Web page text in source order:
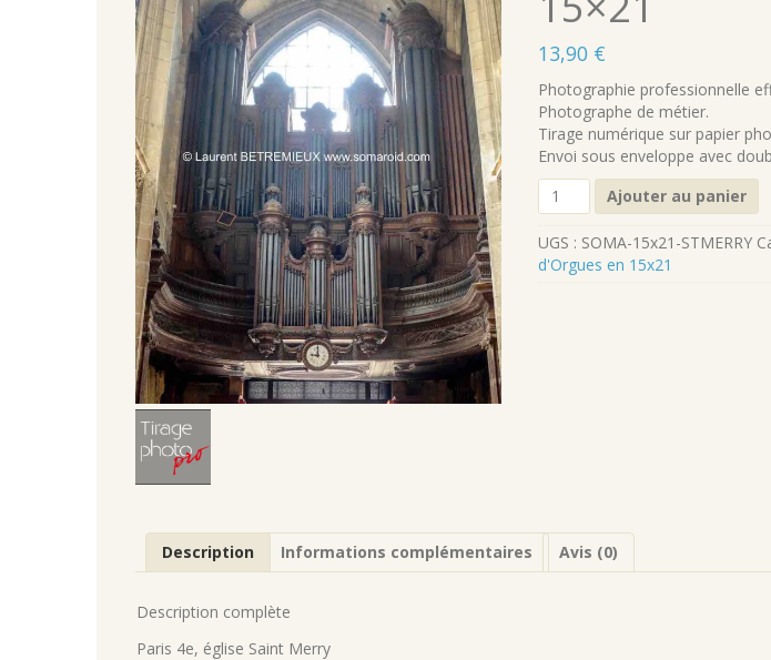
13,90 €
Photographie professionnelle
Photographe de métier.
Tirage numérique sur papier
Envoi sous enveloppe avec
quantité
de
Photographie
professionnelle
de
Ajouter au panier
UGS : SOMA-15x21-STMERRY
d'Orgues en 15x21
Description Informations complémentaires Avis (0)
Description complète
Paris 4e, église Saint Merry